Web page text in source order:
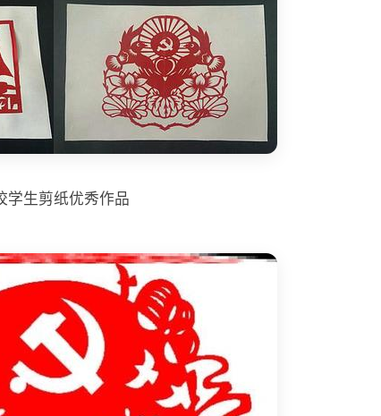
学生剪纸优秀作品